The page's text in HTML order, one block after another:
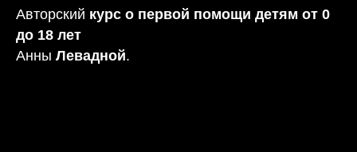
Авторский курс о первой помощи детям от 0
до 18 лет
Анны Левадной.